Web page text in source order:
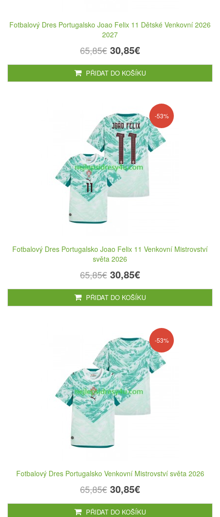
Fotbalový Dres Portugalsko Joao Felix 11 Dětské Venkovní 2026
2027
65,85€ 30,85€
PŘIDAT DO KOŠÍKU
-53%
Fotbalový Dres Portugalsko Joao Felix 11 Venkovní Mistrovství
světa 2026
65,85€ 30,85€
PŘIDAT DO KOŠÍKU
-53%
Fotbalový Dres Portugalsko Venkovní Mistrovství světa 2026
65,85€ 30,85€
PŘIDAT DO KOŠÍKU